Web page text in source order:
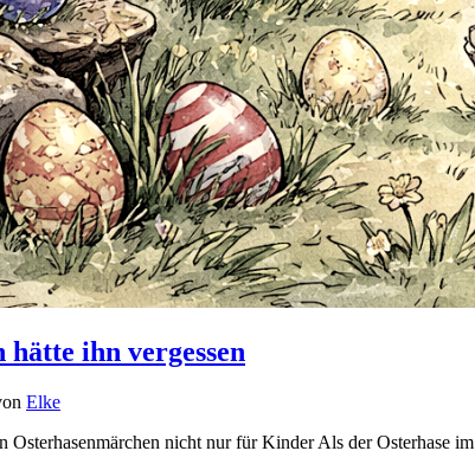
hätte ihn vergessen
Elke
Osterhasenmärchen nicht nur für Kinder Als der Osterhase im